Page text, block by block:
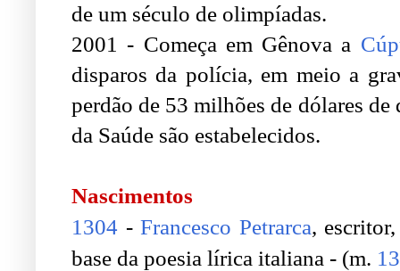
de um século de olimpíadas.
2001 - Começa em Gênova a
disparos da polícia, em meio a
perdão de 53 milhões de dólares
da Saúde são estabelecidos.
Nascimentos
1304 -Francesco Petrarca,
base da poesia lírica italiana - (m.